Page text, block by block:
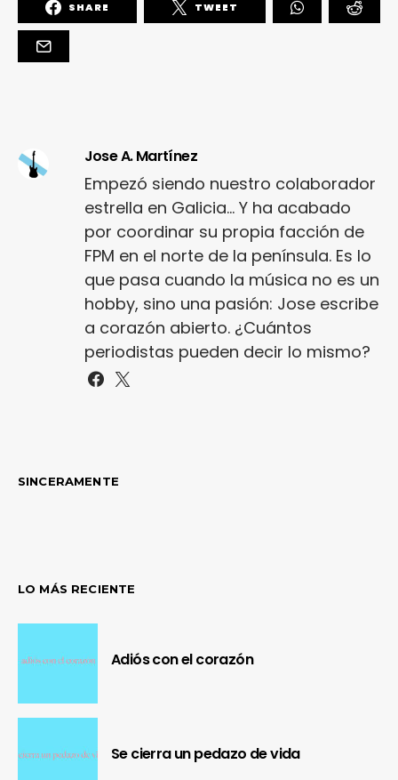
SHARE TWEET
Jose A. Martínez
Empezó siendo nuestro colaborador
estrella en Galicia... Y ha acabado
por coordinar su propia facción de
FPM en el norte de la península. Es lo
que pasa cuando la música no es un
hobby, sino una pasión: Jose escribe
a corazón abierto. ¿Cuántos
periodistas pueden decir lo mismo?
SINCERAMENTE
LO MÁS RECIENTE
Adiós con el corazón
Se cierra un pedazo de vida